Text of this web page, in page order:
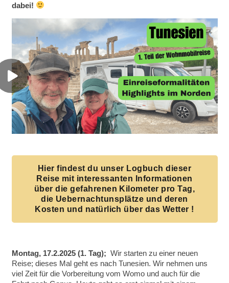
dabei!
Hier findest du unser Logbuch dieser
Reise mit interessanten Informationen
über die gefahrenen Kilometer pro Tag,
die Uebernachtunsplätze und deren
Kosten und natürlich über das Wetter !
Montag, 17.2.2025 (1. Tag); Wir starten zu einer neuen
Reise; dieses Mal geht es nach Tunesien. Wir nehmen uns
viel Zeit für die Vorbereitung vom Womo und auch für die